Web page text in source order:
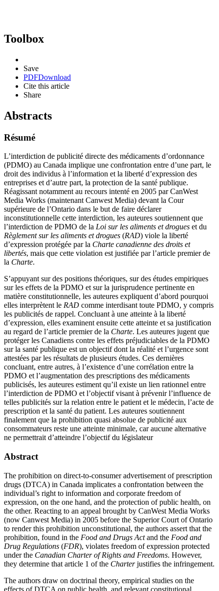
Toolbox
Save
PDFDownload
Cite this article
Share
Abstracts
Résumé
L’interdiction de publicité directe des médicaments d’ordonnance
(PDMO) au Canada implique une confrontation entre d’une part, le
droit des individus à l’information et la liberté d’expression des
entreprises et d’autre part, la protection de la santé publique.
Réagissant notamment au recours intenté en 2005 par CanWest
Media Works (maintenant Canwest Media) devant la Cour
supérieure de l’Ontario dans le but de faire déclarer
inconstitutionnelle cette interdiction, les auteures soutiennent que
l’interdiction de PDMO de la Loi sur les aliments et drogues et du
Règlement sur les aliments et drogues (RAD) viole la liberté
d’expression protégée par la Charte canadienne des droits et
libertés, mais que cette violation est justifiée par l’article premier de
la Charte.
S’appuyant sur des positions théoriques, sur des études empiriques
sur les effets de la PDMO et sur la jurisprudence pertinente en
matière constitutionnelle, les auteures expliquent d’abord pourquoi
elles interprètent le RAD comme interdisant toute PDMO, y compris
les publicités de rappel. Concluant à une atteinte à la liberté
d’expression, elles examinent ensuite cette atteinte et sa justification
au regard de l’article premier de la Charte. Les auteures jugent que
protéger les Canadiens contre les effets préjudiciables de la PDMO
sur la santé publique est un objectif dont la réalité et l’urgence sont
attestées par les résultats de plusieurs études. Ces dernières
concluant, entre autres, à l’existence d’une corrélation entre la
PDMO et l’augmentation des prescriptions des médicaments
publicisés, les auteures estiment qu’il existe un lien rationnel entre
l’interdiction de PDMO et l’objectif visant à prévenir l’influence de
telles publicités sur la relation entre le patient et le médecin, l’acte de
prescription et la santé du patient. Les auteures soutiennent
finalement que la prohibition quasi absolue de publicité aux
consommateurs reste une atteinte minimale, car aucune alternative
ne permettrait d’atteindre l’objectif du législateur
Abstract
The prohibition on direct-to-consumer advertisement of prescription
drugs (DTCA) in Canada implicates a confrontation between the
individual’s right to information and corporate freedom of
expression, on the one hand, and the protection of public health, on
the other. Reacting to an appeal brought by CanWest Media Works
(now Canwest Media) in 2005 before the Superior Court of Ontario
to render this prohibition unconstitutional, the authors assert that the
prohibition, found in the Food and Drugs Actand the Food and
Drug Regulations (FDR), violates freedom of expression protected
under the Canadian Charter of Rights and Freedoms. However,
they determine that article 1 of the Charterjustifies the infringement.
The authors draw on doctrinal theory, empirical studies on the
effects of DTCA on public health, and relevant constitutional